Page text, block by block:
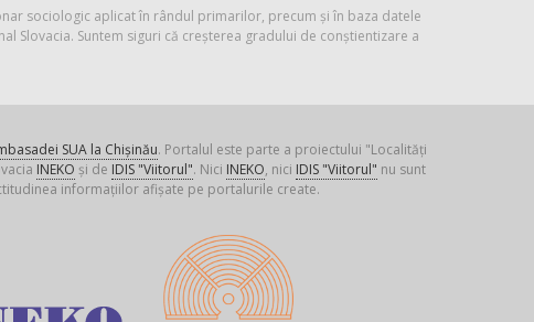
sociologic aplicat în rândul primarilor, precum și în baza datele
Suntem siguri că creșterea gradului de conștientizare a
SUA la Chișinău. Portalul este parte a proiectului "Localități
INEKO și de IDIS "Viitorul". Nici INEKO, nici IDIS "Viitorul" nu sunt
informațiilor afișate pe portalurile create.